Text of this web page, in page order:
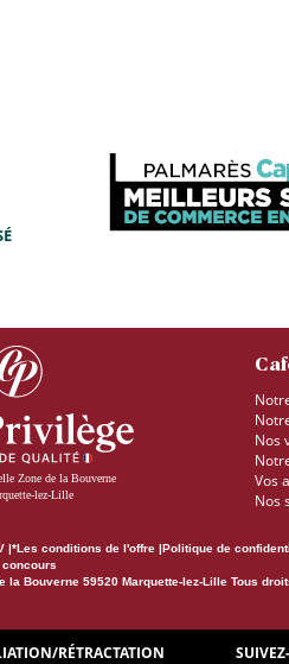
Zone de la Bouverne
lez-Lille
Nos
Vos
Nos
*Les conditions de l'offre Politique de
la Bouverne 59520 Marquette-lez-Lille Tous
RÉTRACTATION